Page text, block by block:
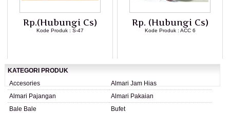
Rp.(Hubungi Cs)
Kode Produk : S-47
Rp. (Hubungi Cs)
Kode Produk : ACC 6
KATEGORI PRODUK
Accesories
Almari Jam Hias
Almari Pajangan
Almari Pakaian
Bale Bale
Bufet